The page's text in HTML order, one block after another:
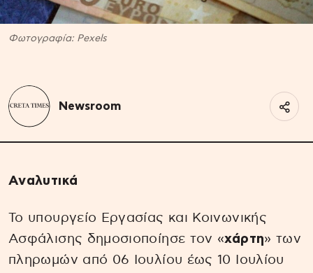
Φωτογραφία: Pexels
Newsroom
Αναλυτικά
Το υπουργείο Εργασίας και Κοινωνικής
Ασφάλισης δημοσιοποίησε τον «χάρτη» των
πληρωμών από 06 Ιουλίου έως 10 Ιουλίου